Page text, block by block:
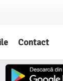
Contact